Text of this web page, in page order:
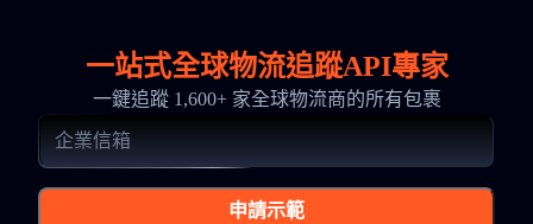
一站式全球物流追蹤API專家
一鍵追蹤 1,600+ 家全球物流商的所有包裹
申請示範